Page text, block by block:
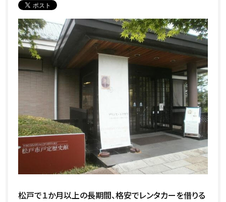
松戸で１か月以上の長期間、格安でレンタカーを借りる